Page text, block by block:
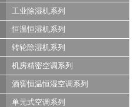
工业除湿机系列
恒温恒湿机系列
转轮除湿机系列
机房精密空调系列
酒窖恒温恒湿空调系列
单元式空调系列